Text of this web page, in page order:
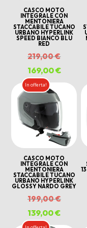
CASCO MOTO
INTEGRALE CON
MENTONIERA
STACCABILE TUCANO
URBANO HYPERLINK
SPEED BIANCO BLU
RED
219,00€Il
prezzo
169,00€Il
prezzo
è:
169,00
In offerta!
CASCO MOTO
INTEGRALE CON
MENTONIERA
STACCABILE TUCANO
URBANO HYPERLINK
GLOSSY NARDO GREY
199,00€Il
prezzo
139,00€Il